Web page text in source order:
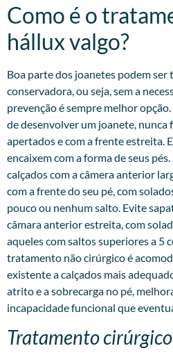
Como é o
hállux valgo?
Boa parte dos joanetes podem ser
conservadora, ou seja, sem a
prevenção é sempre melhor
de desenvolver um joanete, nunca
apertados e com a frente estreita.
encaixem com a forma de seus
calçados com a câmera anterior
com a frente do seu pé, com
pouco ou nenhum salto. Evite
câmara anterior estreita, com
aqueles com saltos superiores a 5
tratamento não cirúrgico é
existente a calçados mais
atrito e a sobrecarga no pé,
incapacidade funcional que
Tratamento